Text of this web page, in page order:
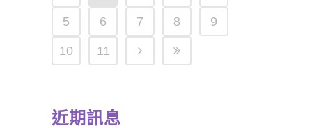
5 6 7 8 9
10 11
近期訊息